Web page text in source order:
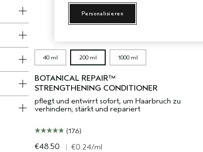
40 ml 200 ml 1000 ml
BOTANICAL REPAIR™
STRENGTHENING CONDITIONER
pflegt und entwirrt sofort, um Haarbruch zu
verhindern; stärkt und repariert
(176)
€48.50 | €0.24/ml
Personalisieren